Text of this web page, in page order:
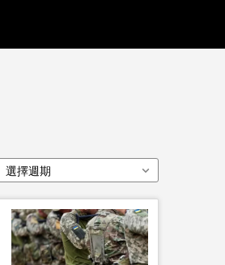
選擇週期